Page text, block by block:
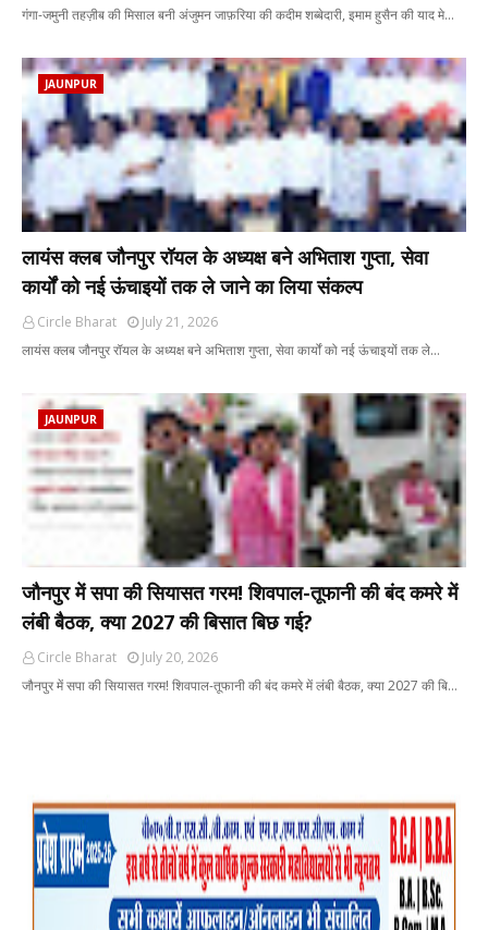
गंगा-जमुनी तहज़ीब की मिसाल बनी अंजुमन जाफ़रिया की कदीम शब्बेदारी, इमाम हुसैन की याद मे…
JAUNPUR
लायंस क्लब जौनपुर रॉयल के अध्यक्ष बने अभिताश गुप्ता, सेवा
कार्यों को नई ऊंचाइयों तक ले जाने का लिया संकल्प
Circle Bharat
July 21, 2026
लायंस क्लब जौनपुर रॉयल के अध्यक्ष बने अभिताश गुप्ता, सेवा कार्यों को नई ऊंचाइयों तक ले…
JAUNPUR
जौनपुर में सपा की सियासत गरम! शिवपाल-तूफानी की बंद कमरे में
लंबी बैठक, क्या 2027 की बिसात बिछ गई?
Circle Bharat
July 20, 2026
जौनपुर में सपा की सियासत गरम! शिवपाल-तूफानी की बंद कमरे में लंबी बैठक, क्या 2027 की बि…